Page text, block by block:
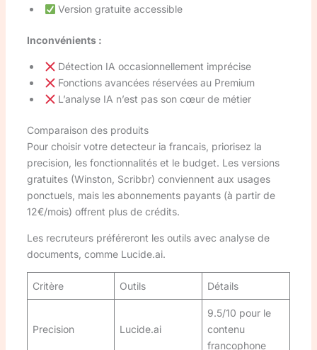
Version gratuite accessible
Inconvénients :
Détection IA occasionnellement imprécise
Fonctions avancées réservées au Premium
L’analyse IA n’est pas son cœur de métier
Comparaison des produits
Pour choisir votre detecteur ia francais, priorisez la
precision, les fonctionnalités et le budget. Les versions
gratuites (Winston, Scribbr) conviennent aux usages
ponctuels, mais les abonnements payants (à partir de
12€/mois) offrent plus de crédits.
Les recruteurs préféreront les outils avec analyse de
documents, comme Lucide.ai.
Critère Outils Détails
Precision Lucide.ai
9.5/10 pour le
contenu
francophone